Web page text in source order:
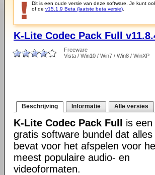
Dit is een oude versie van deze software. Je kunt
of de v15.1.9 Beta (laatste beta versie)
K-Lite Codec Pack Full
Freeware
Vista / Win10 / Win7 / Win8 / WinXP
Beschrijving Informatie Alle versies
K-Lite Codec Pack Full
is een
gratis software bundel dat alles
bevat voor het afspelen voor
meest populaire audio- en
videoformaten.